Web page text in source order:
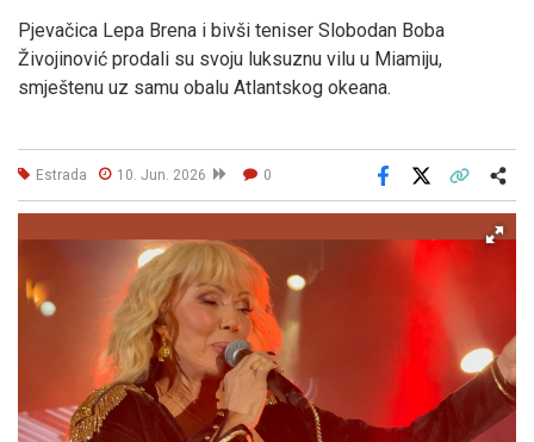
Pjevačica Lepa Brena i bivši teniser Slobodan Boba
Živojinović prodali su svoju luksuznu vilu u Miamiju,
smještenu uz samu obalu Atlantskog okeana.
Estrada 10. Jun. 2026 0
Facebook